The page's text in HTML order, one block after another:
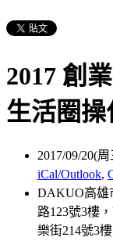
2017 創
生活圈
2017/09/20(
iCal/Outlook,
DAKUO高雄
路123號3樓
樂街214號3樓